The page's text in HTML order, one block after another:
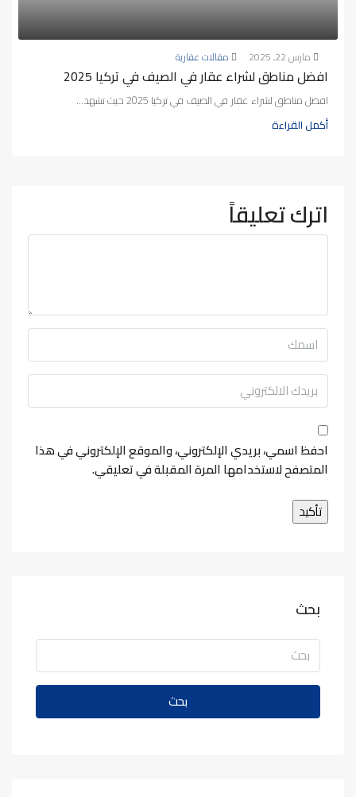
مارس 22, 2025 مقالات عقارية
افضل مناطق لشراء عقار في الصيف في تركيا 2025
افضل مناطق لشراء عقار في الصيف في تركيا 2025 حيث تشهد...
أكمل القراءة
اترك تعليقاً
احفظ اسمي، بريدي الإلكتروني، والموقع الإلكتروني في هذا
المتصفح لاستخدامها المرة المقبلة في تعليقي.
بحث
بحث